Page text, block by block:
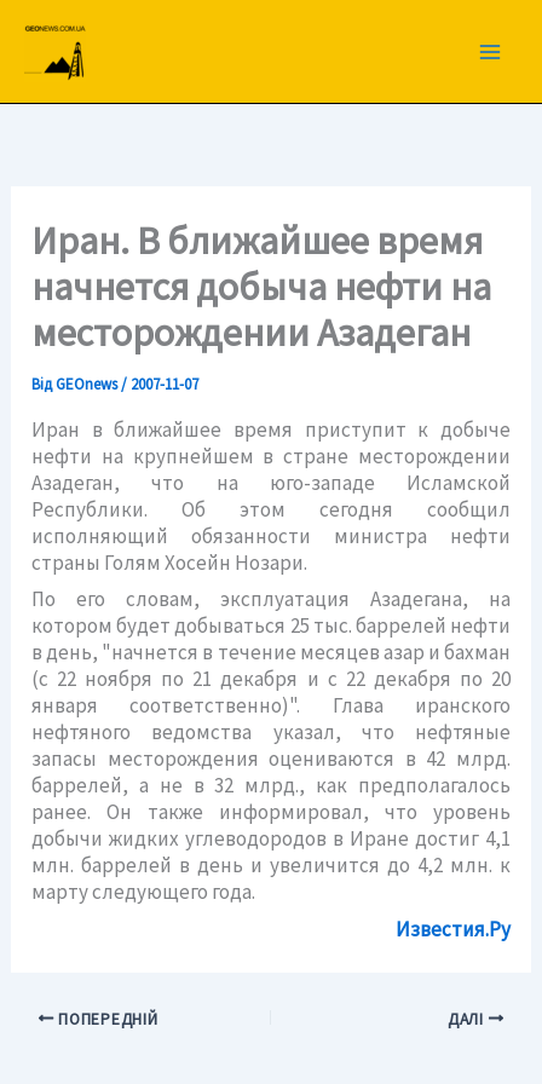
вмісту
Иран. В ближайшее время
начнется добыча нефти на
месторождении Азадеган
ВідGEOnews/ 2007-11-07
Иран в ближайшее время приступит к добыче
нефти на крупнейшем в стране месторождении
Азадеган, что на юго-западе Исламской
Республики. Об этом сегодня сообщил
исполняющий обязанности министра нефти
страны Голям Хосейн Нозари.
По его словам, эксплуатация Азадегана, на
котором будет добываться 25 тыс. баррелей нефти
в день, "начнется в течение месяцев азар и бахман
(с 22 ноября по 21 декабря и с 22 декабря по 20
января соответственно)". Глава иранского
нефтяного ведомства указал, что нефтяные
запасы месторождения оцениваются в 42 млрд.
баррелей, а не в 32 млрд., как предполагалось
ранее. Он также информировал, что уровень
добычи жидких углеводородов в Иране достиг 4,1
млн. баррелей в день и увеличится до 4,2 млн. к
марту следующего года.
Известия.Ру
ПОПЕРЕДНІЙ ДАЛІ